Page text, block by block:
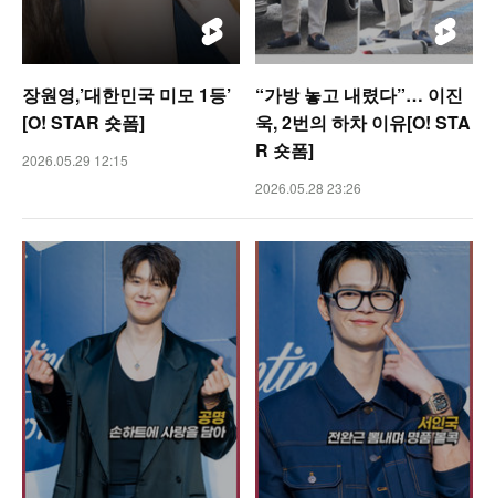
장원영,’대한민국 미모 1등’
[O! STAR 숏폼]
2026.05.29 12:15
“가방 놓고 내렸다”… 이진
욱, 2번의 하차 이유[O! STA
R 숏폼]
2026.05.28 23:26